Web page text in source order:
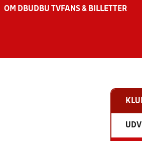
OM DBU DBU TV FANS & BILLETTER